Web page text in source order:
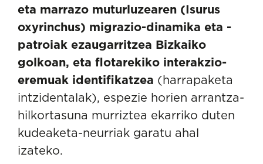
eta marrazo muturluzearen (Isurus
oxyrinchus) migrazio-dinamika eta -
patroiak ezaugarritzea Bizkaiko
golkoan, eta flotarekiko interakzio-
eremuak identifikatzea (harrapaketa
intzidentalak), espezie horien arrantza-
hilkortasuna murriztea ekarriko duten
kudeaketa-neurriak garatu ahal
izateko.